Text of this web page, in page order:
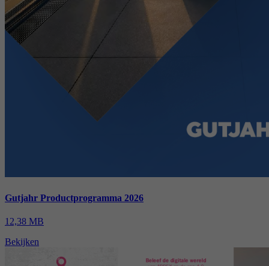
Gutjahr Productprogramma 2026
12,38 MB
Bekijken